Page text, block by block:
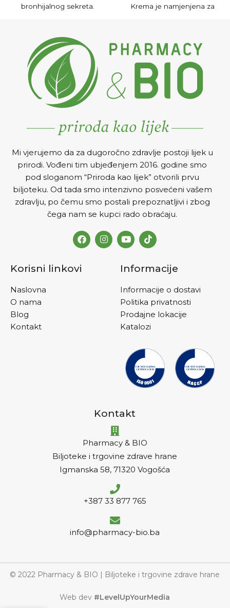
bronhijalnog sekreta.
stvorenog u šupljinama.
Krema je namjenjena za
ublažavanju manjih ožiljaka.
Mi vjerujemo da za dugoročno zdravlje postoji lijek u
prirodi. Vođeni tim ubjeđenjem 2016. godine smo
pod sloganom “Priroda kao lijek” otvorili prvu
biljoteku. Od tada smo intenzivno posvećeni vašem
zdravlju, po čemu smo postali prepoznatljivi i zbog
čega nam se kupci rado obraćaju.
Korisni linkovi
Naslovna
O nama
Blog
Kontakt
Informacije
Informacije o dostavi
Politika privatnosti
Prodajne lokacije
Katalozi
Kontakt
Pharmacy & BIO
Biljoteke i trgovine zdrave hrane
Igmanska 58, 71320 Vogošća
+387 33 877 765
info@pharmacy-bio.ba
© 2022 Pharmacy & BIO | Biljoteke i trgovine zdrave hrane
Web dev #LevelUpYourMedia